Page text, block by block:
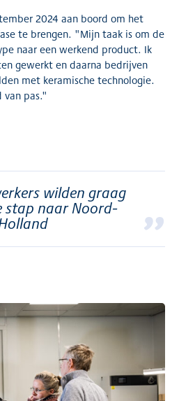
2024 aan boord om het
te brengen. "Mijn taak is om de
naar een werkend product. Ik
gewerkt en daarna bedrijven
met keramische technologie.
van pas."
wilden graag
stap naar Noord- ”